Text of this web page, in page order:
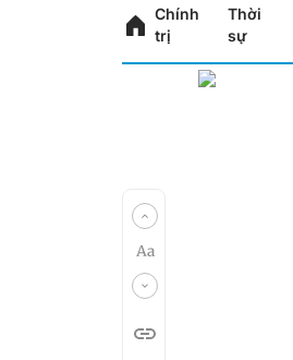
Chính
trị
Thời
sự